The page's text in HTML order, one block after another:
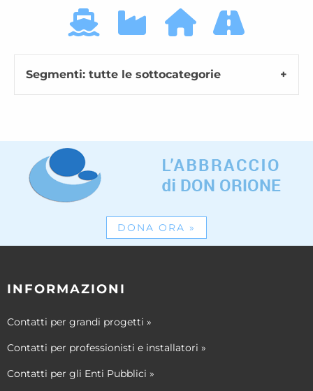
Segmenti: tutte le sottocategorie
DONA ORA »
INFORMAZIONI
Contatti per grandi progetti »
Contatti per professionisti e installatori »
Contatti per gli Enti Pubblici »